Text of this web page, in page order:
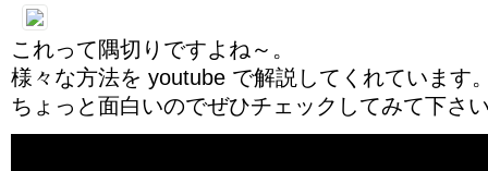
これって隅切りですよね～。
様々な方法を youtube で解説してくれています
ちょっと面白いのでぜひチェックしてみて下さ